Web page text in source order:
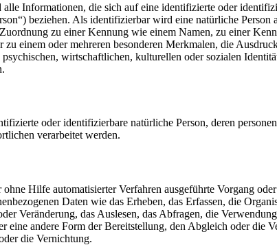
alle Informationen, die sich auf eine identifizierte oder
beziehen. Als identifizierbar wird eine natürliche Person
zu einer Kennung wie einem Namen, zu einer
einem oder mehreren besonderen Merkmalen, die
wirtschaftlichen, kulturellen oder sozialen
oder identifizierbare natürliche Person, deren
verarbeitet werden.
Hilfe automatisierter Verfahren ausgeführte Vorgang
Daten wie das Erheben, das Erfassen, die
Veränderung, das Auslesen, das Abfragen, die
eine andere Form der Bereitstellung, den Abgleich oder die
die Vernichtung.